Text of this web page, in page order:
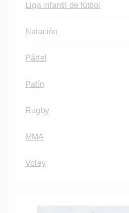
Liga infantil de fútbol
Natación
Pádel
Patín
Rugby
MMA
Voley